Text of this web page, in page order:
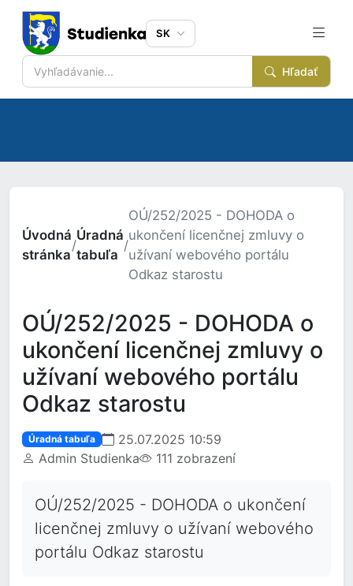
Hľadať
SK
Úvodná
stránka
/
Úradná
tabuľa
/
OÚ/252/2025 - DOHODA o
ukončení licenčnej zmluvy o
užívaní webového portálu
Odkaz starostu
OÚ/252/2025 - DOHODA o
ukončení licenčnej zmluvy o
užívaní webového portálu
Odkaz starostu
Úradná tabuľa
25.07.2025 10:59
Admin Studienka
111 zobrazení
OÚ/252/2025 - DOHODA o ukončení
licenčnej zmluvy o užívaní webového
portálu Odkaz starostu